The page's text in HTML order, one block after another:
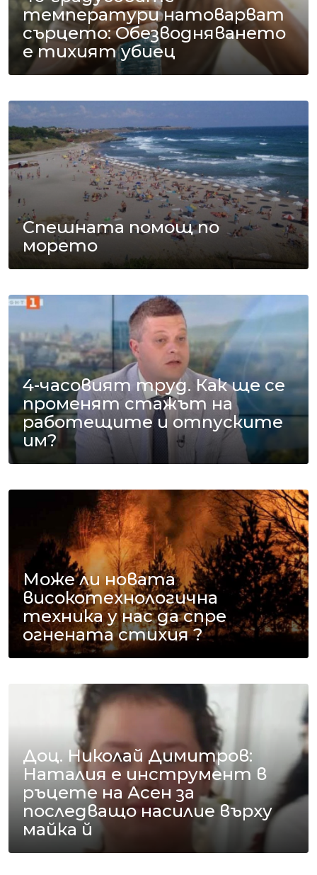
температури натоварват
сърцето: Обезводняването
е тихият убиец
Спешната помощ по
морето
4-часовият труд. Как ще се
променят стажът на
работещите и отпуските
им?
Може ли новата
високотехнологична
техника у нас да спре
огнената стихия ?
Доц. Николай Димитров:
Наталия е инструмент в
ръцете на Асен за
последващо насилие върху
майка й